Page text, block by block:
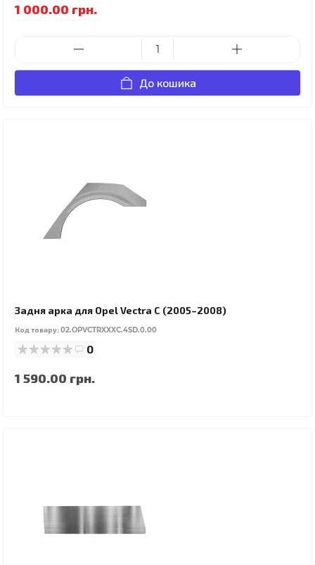
1 000.00 грн.
До кошика
Задня арка для Opel Vectra C (2005–2008)
Код товару:02.OPVCTRXXXC.4SD.0.00
0
1 590.00 грн.